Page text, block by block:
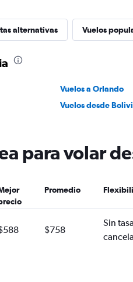
alternativas Vuelos
Vuelos a Orlando
Vuelos desde
para volar
Promedio
$758
Sin